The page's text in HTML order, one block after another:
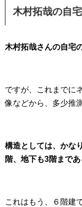
木村拓哉の自
木村拓哉さんの自宅
ですが、これまでに
像などから、多少推
構造としては、かな
階、地下も3階まで
これはもう、６階建